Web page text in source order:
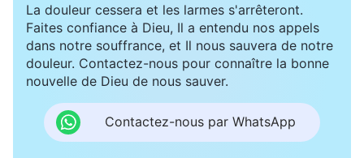
La douleur cessera et les larmes s'arrêteront.
Faites confiance à Dieu, Il a entendu nos appels
dans notre souffrance, et Il nous sauvera de notre
douleur. Contactez-nous pour connaître la bonne
nouvelle de Dieu de nous sauver.
Contactez-nous par WhatsApp